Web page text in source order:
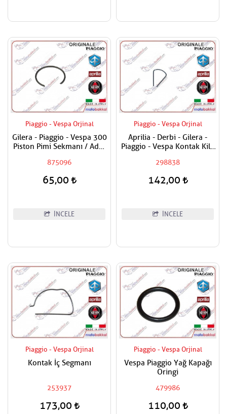
Piaggio - Vespa Orjinal
Gilera - Piaggio - Vespa 300
Piston Pimi Sekmanı / Adet
875096
65,00
İNCELE
Piaggio - Vespa Orjinal
Aprilia - Derbi - Gilera -
Piaggio - Vespa Kontak Kilit
298838
142,00
İNCELE
Piaggio - Vespa Orjinal
Kontak İç Segmanı
253937
173,00
Piaggio - Vespa Orjinal
Vespa Piaggio Yağ Kapağı
Oringi
479986
110,00